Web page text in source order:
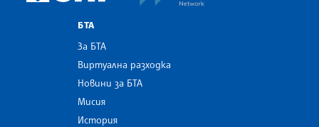
БТА
За БТА
Виртуална разходка
Новини за БТА
Мисия
История